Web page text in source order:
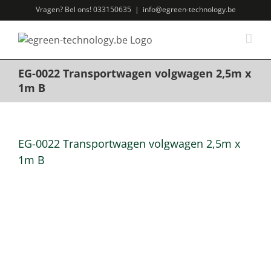
naar
inhoud
Vragen? Bel ons! 033150635 | info@egreen-technology.be
EG-0022 Transportwagen volgwagen 2,5m x
1m B
EG-0022 Transportwagen volgwagen 2,5m x
1m B